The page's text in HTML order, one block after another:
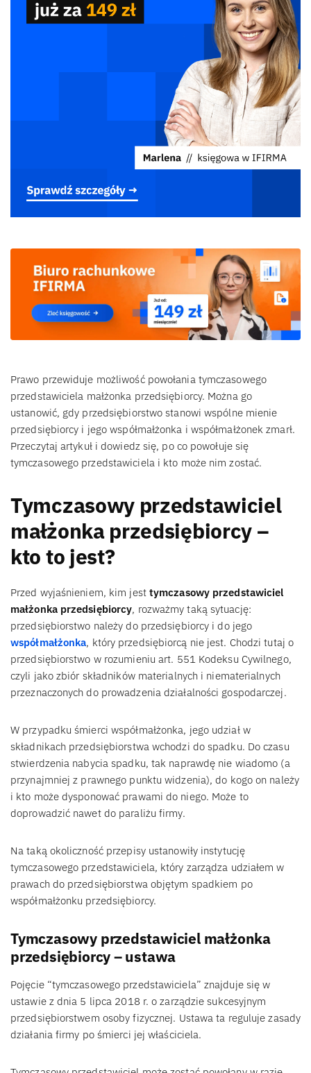
Prawo przewiduje możliwość powołania tymczasowego
przedstawiciela małżonka przedsiębiorcy. Można go
ustanowić, gdy przedsiębiorstwo stanowi wspólne mienie
przedsiębiorcy i jego współmałżonka i współmałżonek zmarł.
Przeczytaj artykuł i dowiedz się, po co powołuje się
tymczasowego przedstawiciela i kto może nim zostać.
Tymczasowy przedstawiciel
małżonka przedsiębiorcy –
kto to jest?
Przed wyjaśnieniem, kim jest tymczasowy przedstawiciel
małżonka przedsiębiorcy, rozważmy taką sytuację:
przedsiębiorstwo należy do przedsiębiorcy i do jego
współmałżonka, który przedsiębiorcą nie jest. Chodzi tutaj o
przedsiębiorstwo w rozumieniu art. 551 Kodeksu Cywilnego,
czyli jako zbiór składników materialnych i niematerialnych
przeznaczonych do prowadzenia działalności gospodarczej.
W przypadku śmierci współmałżonka, jego udział w
składnikach przedsiębiorstwa wchodzi do spadku. Do czasu
stwierdzenia nabycia spadku, tak naprawdę nie wiadomo (a
przynajmniej z prawnego punktu widzenia), do kogo on należy
i kto może dysponować prawami do niego. Może to
doprowadzić nawet do paraliżu firmy.
Na taką okoliczność przepisy ustanowiły instytucję
tymczasowego przedstawiciela, który zarządza udziałem w
prawach do przedsiębiorstwa objętym spadkiem po
współmałżonku przedsiębiorcy.
Tymczasowy przedstawiciel małżonka
przedsiębiorcy – ustawa
Pojęcie “tymczasowego przedstawiciela” znajduje się w
ustawie z dnia 5 lipca 2018 r. o zarządzie sukcesyjnym
przedsiębiorstwem osoby fizycznej. Ustawa ta reguluje zasady
działania firmy po śmierci jej właściciela.